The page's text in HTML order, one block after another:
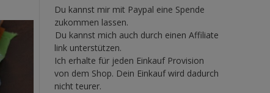
Du kannst mir mit Paypal eine Spende
zukommen lassen.
Du kannst mich auch durch einen Affiliate
link unterstützen.
Ich erhalte für jeden Einkauf Provision
von dem Shop. Dein Einkauf wird dadurch
nicht teurer.